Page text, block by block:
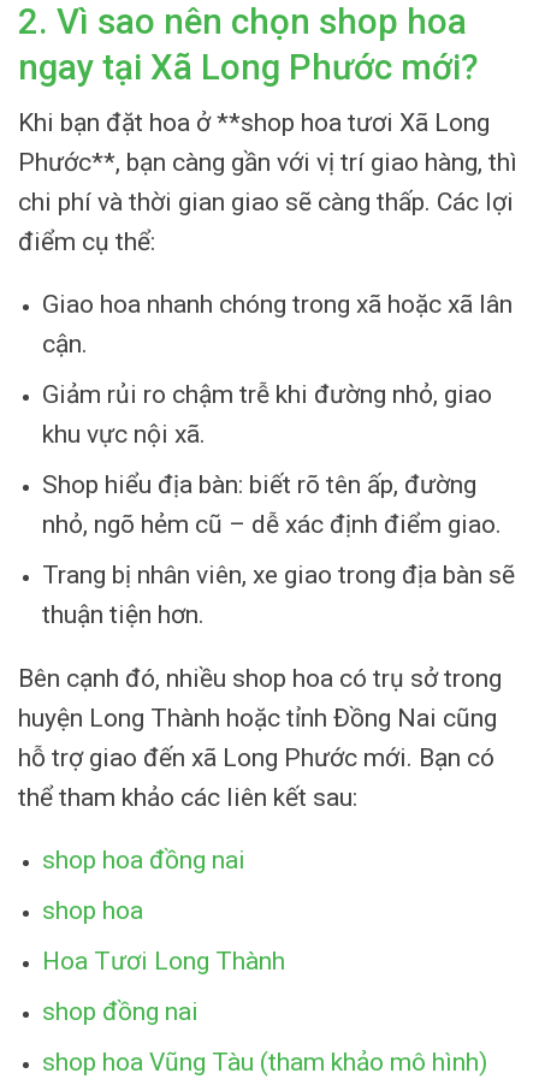
2. Vì sao nên chọn shop hoa
ngay tại Xã Long Phước mới?
Khi bạn đặt hoa ở **shop hoa tươi Xã Long
Phước**, bạn càng gần với vị trí giao hàng, thì
chi phí và thời gian giao sẽ càng thấp. Các lợi
điểm cụ thể:
Giao hoa nhanh chóng trong xã hoặc xã lân
cận.
Giảm rủi ro chậm trễ khi đường nhỏ, giao
khu vực nội xã.
Shop hiểu địa bàn: biết rõ tên ấp, đường
nhỏ, ngõ hẻm cũ – dễ xác định điểm giao.
Trang bị nhân viên, xe giao trong địa bàn sẽ
thuận tiện hơn.
Bên cạnh đó, nhiều shop hoa có trụ sở trong
huyện Long Thành hoặc tỉnh Đồng Nai cũng
hỗ trợ giao đến xã Long Phước mới. Bạn có
thể tham khảo các liên kết sau:
shop hoa đồng nai
shop hoa
Hoa Tươi Long Thành
shop đồng nai
shop hoa Vũng Tàu (tham khảo mô hình)